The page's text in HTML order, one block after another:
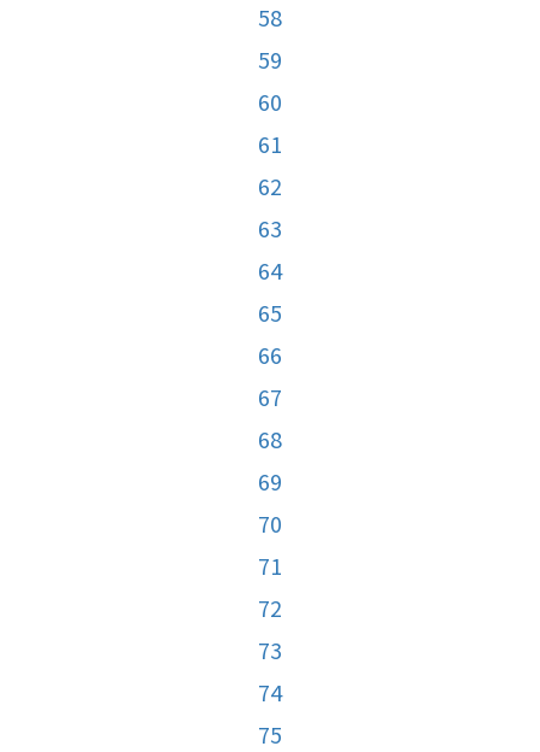
58
59
60
61
62
63
64
65
66
67
68
69
70
71
72
73
74
75